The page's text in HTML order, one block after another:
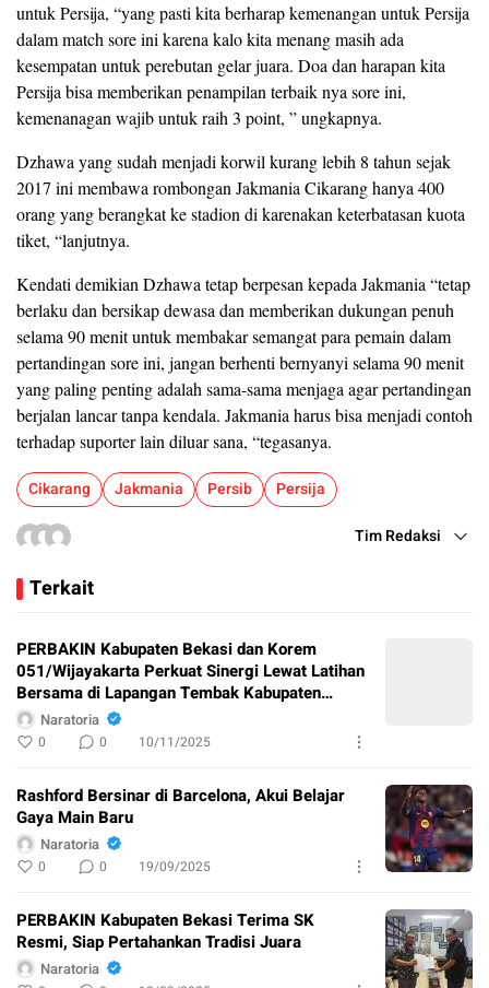
untuk Persija, “yang pasti kita berharap kemenangan untuk Persija
dalam match sore ini karena kalo kita menang masih ada
kesempatan untuk perebutan gelar juara. Doa dan harapan kita
Persija bisa memberikan penampilan terbaik nya sore ini,
kemenanagan wajib untuk raih 3 point, ” ungkapnya.
Dzhawa yang sudah menjadi korwil kurang lebih 8 tahun sejak
2017 ini membawa rombongan Jakmania Cikarang hanya 400
orang yang berangkat ke stadion di karenakan keterbatasan kuota
tiket, “lanjutnya.
Kendati demikian Dzhawa tetap berpesan kepada Jakmania “tetap
berlaku dan bersikap dewasa dan memberikan dukungan penuh
selama 90 menit untuk membakar semangat para pemain dalam
pertandingan sore ini, jangan berhenti bernyanyi selama 90 menit
yang paling penting adalah sama-sama menjaga agar pertandingan
berjalan lancar tanpa kendala. Jakmania harus bisa menjadi contoh
terhadap suporter lain diluar sana, “tegasanya.
Cikarang Jakmania Persib Persija
Tim Redaksi
Terkait
PERBAKIN Kabupaten Bekasi dan Korem
051/Wijayakarta Perkuat Sinergi Lewat Latihan
Bersama di Lapangan Tembak Kabupaten
BekasiNaratoria
0 0 10/11/2025
Rashford Bersinar di Barcelona, Akui Belajar
Gaya Main Baru
Naratoria
0 0 19/09/2025
PERBAKIN Kabupaten Bekasi Terima SK
Resmi, Siap Pertahankan Tradisi Juara
Naratoria